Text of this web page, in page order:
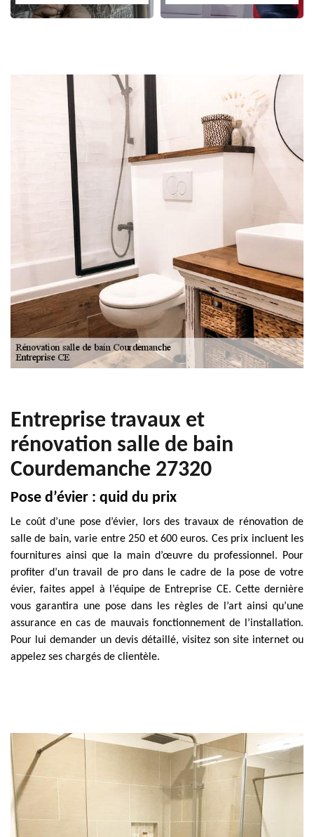
Entreprise travaux et
rénovation salle de bain
Courdemanche 27320
Pose d’évier : quid du prix
Le coût d’une pose d’évier, lors des travaux de rénovation de
salle de bain, varie entre 250 et 600 euros. Ces prix incluent les
fournitures ainsi que la main d’œuvre du professionnel. Pour
profiter d’un travail de pro dans le cadre de la pose de votre
évier, faites appel à l’équipe de Entreprise CE. Cette dernière
vous garantira une pose dans les règles de l’art ainsi qu’une
assurance en cas de mauvais fonctionnement de l’installation.
Pour lui demander un devis détaillé, visitez son site internet ou
appelez ses chargés de clientèle.